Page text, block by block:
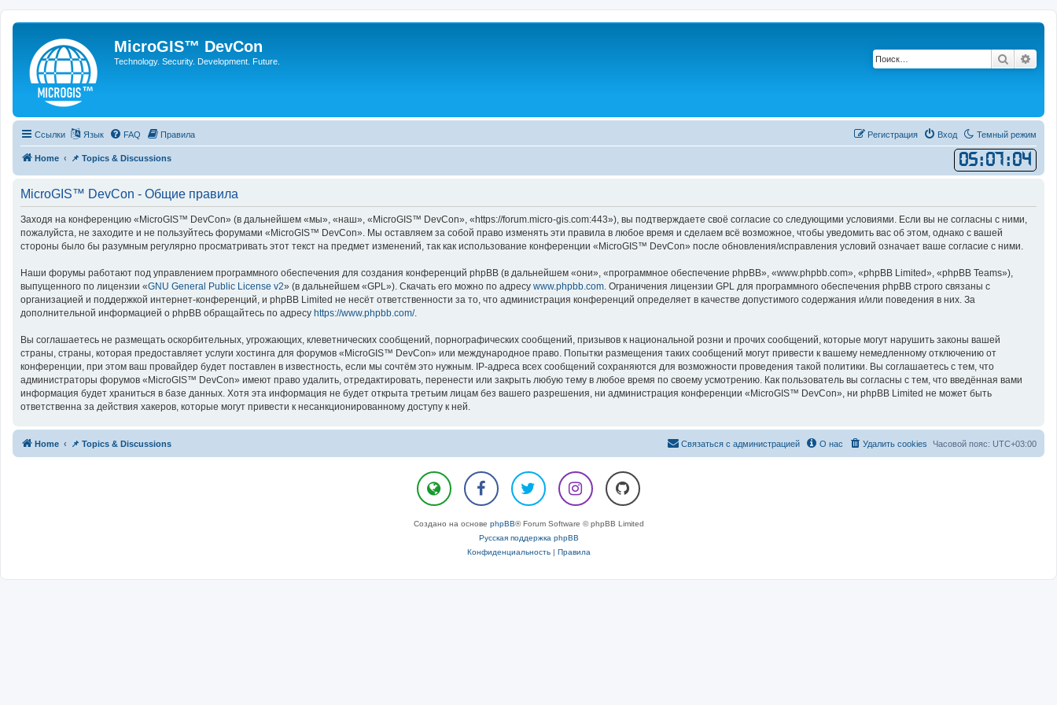
MicroGIS™ DevCon
Technology. Security. Development. Future. Поиск
Ссылки Темный режим
Язык FAQ Правила Вход
Регистрация
Home 📌 Topics & Discussions 05:07:04
MicroGIS™ DevCon - Общие правила
Заходя на конференцию «MicroGIS™ DevCon» (в дальнейшем «мы», «наш», «MicroGIS™ DevCon», «https://forum.micro-gis.com:443»), вы подтверждаете своё согласие со следующими условиями. Если вы не согласны с ними,
пожалуйста, не заходите и не пользуйтесь форумами «MicroGIS™ DevCon». Мы оставляем за собой право изменять эти правила в любое время и сделаем всё возможное, чтобы уведомить вас об этом, однако с вашей
стороны было бы разумным регулярно просматривать этот текст на предмет изменений, так как использование конференции «MicroGIS™ DevCon» после обновления/исправления условий означает ваше согласие с ними.
Наши форумы работают под управлением программного обеспечения для создания конференций phpBB (в дальнейшем «они», «программное обеспечение phpBB», «www.phpbb.com», «phpBB Limited», «phpBB Teams»),
выпущенного по лицензии «GNU General Public License v2» (в дальнейшем «GPL»). Скачать его можно по адресу www.phpbb.com. Ограничения лицензии GPL для программного обеспечения phpBB строго связаны с
организацией и поддержкой интернет-конференций, и phpBB Limited не несёт ответственности за то, что администрация конференций определяет в качестве допустимого содержания и/или поведения в них. За
дополнительной информацией о phpBB обращайтесь по адресу https://www.phpbb.com/.
Вы соглашаетесь не размещать оскорбительных, угрожающих, клеветнических сообщений, порнографических сообщений, призывов к национальной розни и прочих сообщений, которые могут нарушить законы вашей
страны, страны, которая предоставляет услуги хостинга для форумов «MicroGIS™ DevCon» или международное право. Попытки размещения таких сообщений могут привести к вашему немедленному отключению от
конференции, при этом ваш провайдер будет поставлен в известность, если мы сочтём это нужным. IP-адреса всех сообщений сохраняются для возможности проведения такой политики. Вы соглашаетесь с тем, что
администраторы форумов «MicroGIS™ DevCon» имеют право удалить, отредактировать, перенести или закрыть любую тему в любое время по своему усмотрению. Как пользователь вы согласны с тем, что введённая вами
информация будет храниться в базе данных. Хотя эта информация не будет открыта третьим лицам без вашего разрешения, ни администрация конференции «MicroGIS™ DevCon», ни phpBB Limited не может быть
ответственна за действия хакеров, которые могут привести к несанкционированному доступу к ней.
Home 📌 Topics & Discussions Часовой пояс: UTC+03:00
Удалить cookies
О нас
Связаться с администрацией
Создано на основе phpBB® Forum Software © phpBB Limited
Русская поддержка phpBB
Конфиденциальность| Правила